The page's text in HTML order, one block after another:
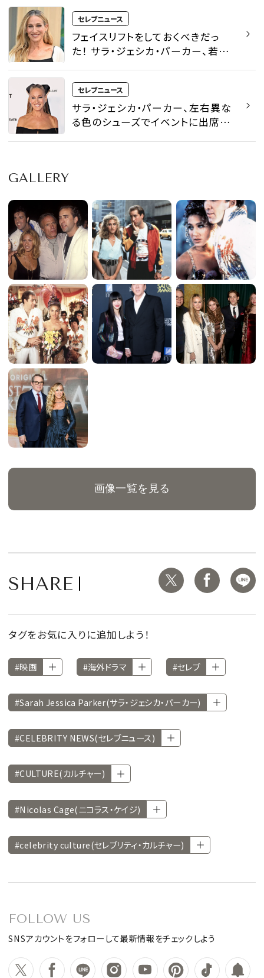
殺到 - セレブニュース | SPUR
セレブニュース
フェイスリフトをしておくべきだっ
た！ サラ・ジェシカ・パーカー、若い
後悔を語る - セレブニュース |
SPUR
セレブニュース
サラ・ジェシカ・パーカー、左右異な
る色のシューズでイベントに出席！ -
GALLERY
画像一覧を見る
SHARE
タグをお気に入りに追加しよう！
#映画 #海外ドラマ #セレブ
#Sarah Jessica Parker(サラ・ジェシカ・パーカー)
#CELEBRITY NEWS(セレブニュース)
#CULTURE(カルチャー)
#Nicolas Cage(ニコラス・ケイジ)
#celebrity culture(セレブリティ・カルチャー)
FOLLOW US
SNSアカウントをフォローして最新情報をチェックしよう